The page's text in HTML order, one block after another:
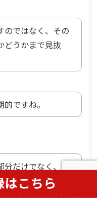
のではなく、その
どうかまで見抜
ですね。
だけでなく、隠
す。だから総合的